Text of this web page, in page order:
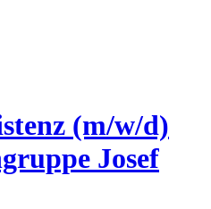
(m/w/d)
Josef